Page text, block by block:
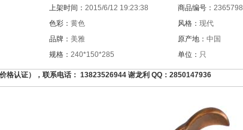
上架时间： 2015/6/12 19:23:38 商品编号： 2365798
色彩： 黄色 风格： 现代
品牌： 美雅 原产地： 中国
规格： 240*150*285 单位： 只
格认证），联系电话： 13823526944 谢龙利 QQ：2850147936